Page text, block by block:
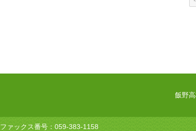
索
飯野
ファックス番号：059-383-1158